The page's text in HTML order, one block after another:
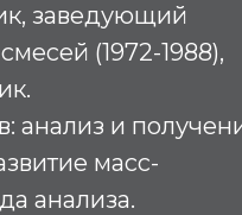
заведующий
(1972-1988),
анализ и
масс-
анализа.